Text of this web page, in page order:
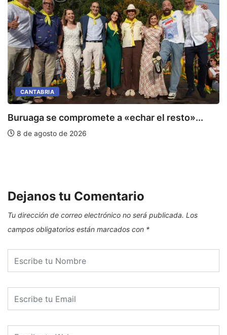
CANTABRIA
Buruaga se compromete a «echar el resto»...
8 de agosto de 2026
Dejanos tu Comentario
Tu dirección de correo electrónico no será publicada. Los
campos obligatorios están marcados con *